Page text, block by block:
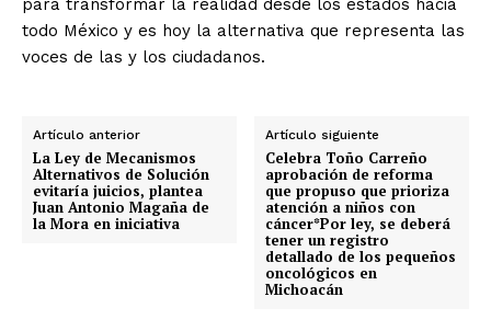
para transformar la realidad desde los estados hacia
todo México y es hoy la alternativa que representa las
voces de las y los ciudadanos.
Artículo anterior
La Ley de Mecanismos
Alternativos de Solución
evitaría juicios, plantea
Juan Antonio Magaña de
la Mora en iniciativa
Artículo siguiente
Celebra Toño Carreño
aprobación de reforma
que propuso que prioriza
atención a niños con
cáncer*Por ley, se deberá
tener un registro
detallado de los pequeños
oncológicos en
Michoacán